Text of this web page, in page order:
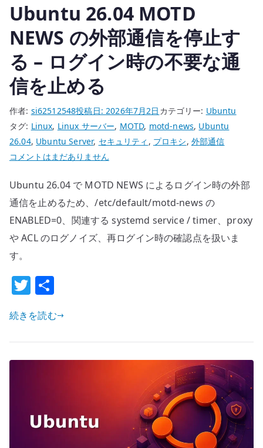
rp_filter
を
確
認
る
へ
の
Ubuntu 26.04 MOTD
NEWS の外部通信を停止す
る – ログイン時の不要な通
信を止める
作者: si62512548投稿日:2026年7月2日 カテゴリー: Ubuntu
タグ: Linux, Linux サーバー, MOTD, motd-news, Ubuntu
26.04, Ubuntu Server, セキュリティ , プロキシ, 外部通信
Ubuntu
MOTD
NEWS
の
外
通
信
を
停
す
コメントはまだありません
Ubuntu 26.04 で MOTD NEWS によるログイン時の外部
通信を止めるため、/etc/default/motd-news の
ENABLED=0、関連する systemd service / timer、proxy
や ACL のログノイズ、再ログイン時の確認点を扱いま
す。
T
w
it
te
r
続きを読む